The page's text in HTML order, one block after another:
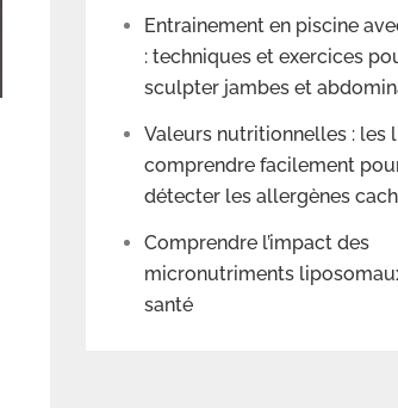
Entrainement en piscine
: techniques et exercices
sculpter jambes et
Valeurs nutritionnelles : les
comprendre facilement
détecter les allergènes
Comprendre l’impact des
micronutriments
santé